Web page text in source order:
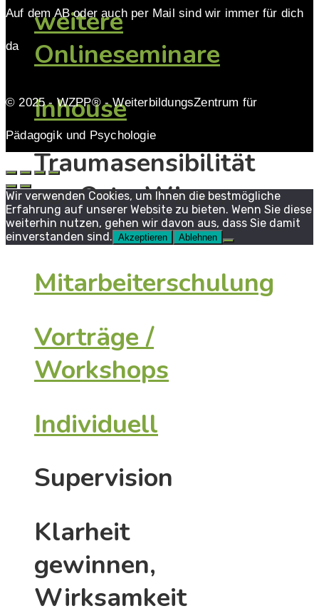
weitere
Onlineseminare
Inhouse
Traumasensibilität
vor Ort - Wissen
das wirkt
Mitarbeiterschulung
Vorträge /
Workshops
Individuell
Supervision
Klarheit
gewinnen,
Wirksamkeit
Auf dem AB oder auch per Mail sind wir immer für dich
da
© 2025 - WZPP® - WeiterbildungsZentrum für
Pädagogik und Psychologie
Wir verwenden Cookies, um Ihnen die bestmögliche
Erfahrung auf unserer Website zu bieten. Wenn Sie diese
weiterhin nutzen, gehen wir davon aus, dass Sie damit
einverstanden sind. Akzeptieren Ablehnen